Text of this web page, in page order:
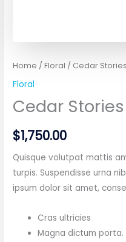
Home /Floral / Cedar Stories
Floral
Cedar Stories
$1,750.00
Quisque volutpat mattis
turpis. Suspendisse urna
ipsum dolor sit amet,
Cras ultricies
Magna dictum porta.